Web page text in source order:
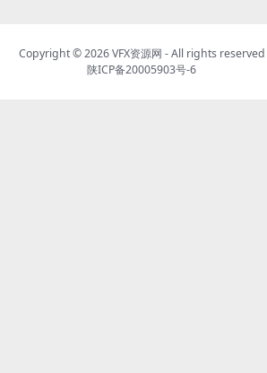
Copyright © 2026VFX资源网 - All rights reserved
陕ICP备20005903号-6